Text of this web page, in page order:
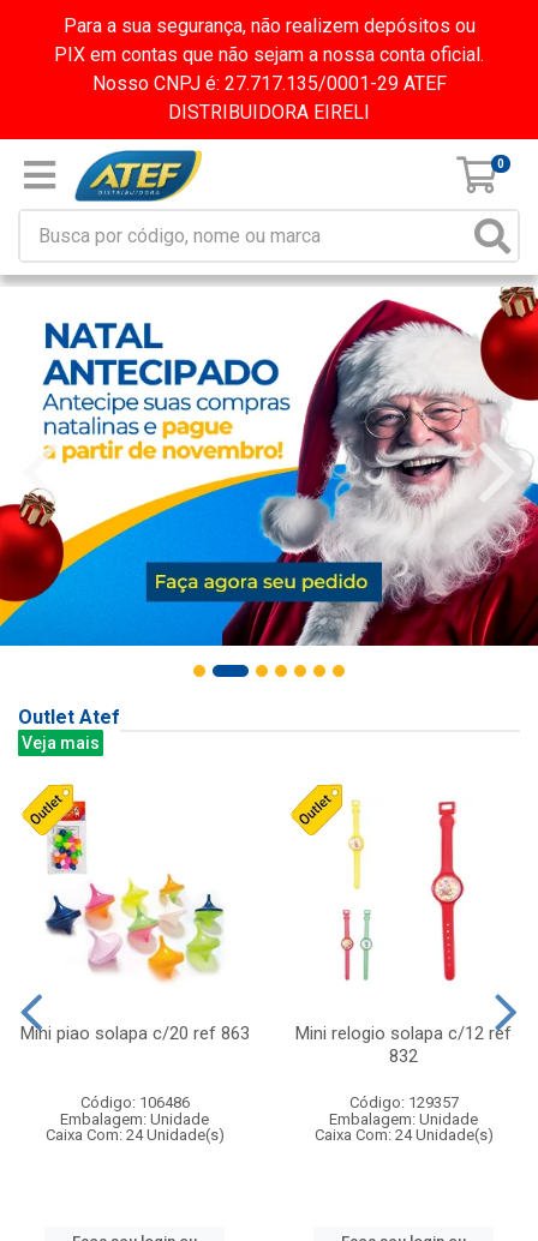
Para a sua segurança, não realizem depósitos ou
PIX em contas que não sejam a nossa conta oficial.
Nosso CNPJ é: 27.717.135/0001-29 ATEF
DISTRIBUIDORA EIRELI
0
Outlet Atef
Veja mais
Mini piao solapa c/20 ref 863
Código: 106486
Embalagem: Unidade
Caixa Com: 24 Unidade(s)
Mini relogio solapa c/12 ref
832
Código: 129357
Embalagem: Unidade
Caixa Com: 24 Unidade(s)